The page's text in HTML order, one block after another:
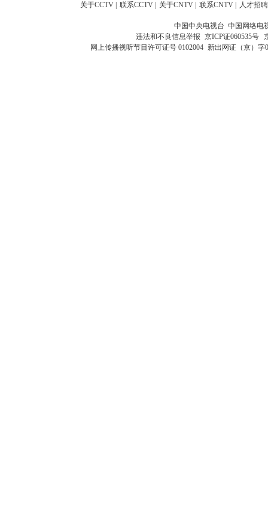
关于CCTV 联系CCTV 关于CNTV 联系CNTV 人才招聘
中国中央电视台 中国网络电
违法和不良信息举报 京ICP证060535号
网上传播视听节目许可证号 0102004 新出网证（京）